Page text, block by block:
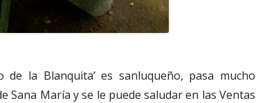
de la Blanquita’ es sanluqueño, pasa mucho
Sana María y se le puede saludar en las Ventas